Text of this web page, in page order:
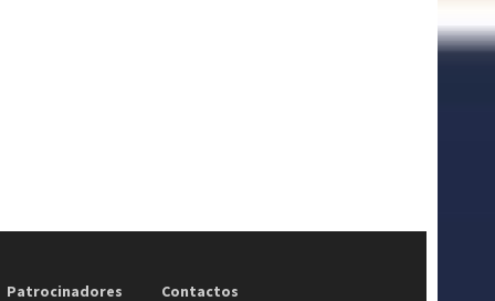
Patrocinadores Contactos